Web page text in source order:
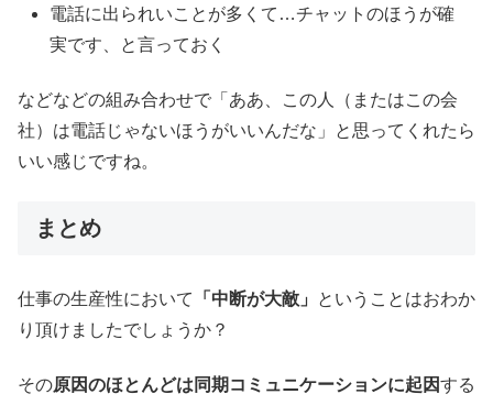
電話に出られいことが多くて…チャットのほうが確
実です、と言っておく
などなどの組み合わせで「ああ、この人（またはこの会
社）は電話じゃないほうがいいんだな」と思ってくれたら
いい感じですね。
まとめ
仕事の生産性において 「中断が大敵」
ということはおわか
り頂けましたでしょうか？
その原因のほとんどは同期コミュニケーションに起因する